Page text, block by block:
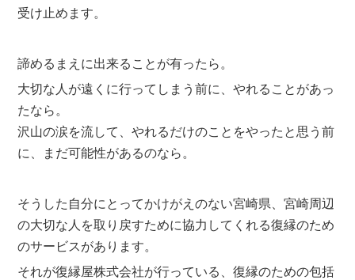
受け止めます。
諦めるまえに出来ることが有ったら。
大切な人が遠くに行ってしまう前に、やれることがあっ
たなら。
沢山の涙を流して、やれるだけのことをやったと思う前
に、まだ可能性があるのなら。
そうした自分にとってかけがえのない宮崎県、宮崎周辺
の大切な人を取り戻すために協力してくれる復縁のため
のサービスがあります。
それが復縁屋株式会社が行っている、復縁のための包括